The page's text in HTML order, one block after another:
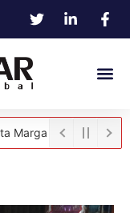
Setetes Darah,